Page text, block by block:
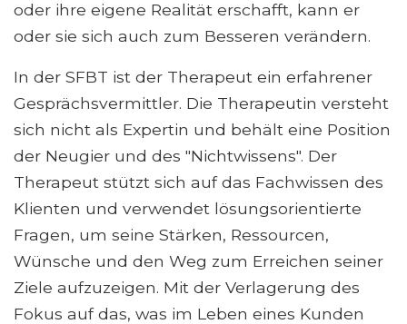
oder ihre eigene Realität erschafft, kann er
oder sie sich auch zum Besseren verändern.
In der SFBT ist der Therapeut ein erfahrener
Gesprächsvermittler. Die Therapeutin versteht
sich nicht als Expertin und behält eine Position
der Neugier und des "Nichtwissens". Der
Therapeut stützt sich auf das Fachwissen des
Klienten und verwendet lösungsorientierte
Fragen, um seine Stärken, Ressourcen,
Wünsche und den Weg zum Erreichen seiner
Ziele aufzuzeigen. Mit der Verlagerung des
Fokus auf das, was im Leben eines Kunden